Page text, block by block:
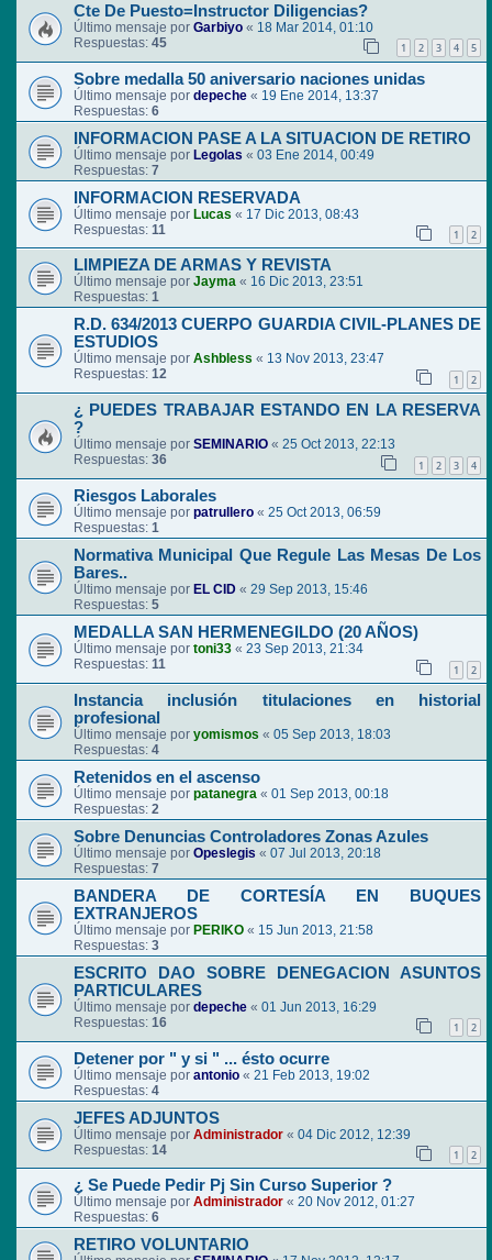
Cte De Puesto=Instructor Diligencias?
Último mensaje por Garbiyo « 18 Mar 2014, 01:10
Respuestas: 45 1 2 3 4 5
Sobre medalla 50 aniversario naciones unidas
Último mensaje por depeche « 19 Ene 2014, 13:37
Respuestas: 6
INFORMACION PASE A LA SITUACION DE RETIRO
Último mensaje por Legolas « 03 Ene 2014, 00:49
Respuestas: 7
INFORMACION RESERVADA
Último mensaje por Lucas « 17 Dic 2013, 08:43
Respuestas: 11 1 2
LIMPIEZA DE ARMAS Y REVISTA
Último mensaje por Jayma « 16 Dic 2013, 23:51
Respuestas: 1
R.D. 634/2013 CUERPO GUARDIA CIVIL-PLANES DE
ESTUDIOS
Último mensaje por Ashbless « 13 Nov 2013, 23:47
Respuestas: 12 1 2
¿ PUEDES TRABAJAR ESTANDO EN LA RESERVA
?
Último mensaje por SEMINARIO « 25 Oct 2013, 22:13
Respuestas: 36 1 2 3 4
Riesgos Laborales
Último mensaje por patrullero « 25 Oct 2013, 06:59
Respuestas: 1
Normativa Municipal Que Regule Las Mesas De Los
Bares..
Último mensaje por EL CID « 29 Sep 2013, 15:46
Respuestas: 5
MEDALLA SAN HERMENEGILDO (20 AÑOS)
Último mensaje por toni33 « 23 Sep 2013, 21:34
Respuestas: 11 1 2
Instancia inclusión titulaciones en historial
profesional
Último mensaje por yomismos « 05 Sep 2013, 18:03
Respuestas: 4
Retenidos en el ascenso
Último mensaje por patanegra « 01 Sep 2013, 00:18
Respuestas: 2
Sobre Denuncias Controladores Zonas Azules
Último mensaje por Opeslegis « 07 Jul 2013, 20:18
Respuestas: 7
BANDERA DE CORTESÍA EN BUQUES
EXTRANJEROS
Último mensaje por PERIKO « 15 Jun 2013, 21:58
Respuestas: 3
ESCRITO DAO SOBRE DENEGACION ASUNTOS
PARTICULARES
Último mensaje por depeche « 01 Jun 2013, 16:29
Respuestas: 16 1 2
Detener por " y si " ... ésto ocurre
Último mensaje por antonio « 21 Feb 2013, 19:02
Respuestas: 4
JEFES ADJUNTOS
Último mensaje por Administrador « 04 Dic 2012, 12:39
Respuestas: 14 1 2
¿ Se Puede Pedir Pj Sin Curso Superior ?
Último mensaje por Administrador « 20 Nov 2012, 01:27
Respuestas: 6
RETIRO VOLUNTARIO